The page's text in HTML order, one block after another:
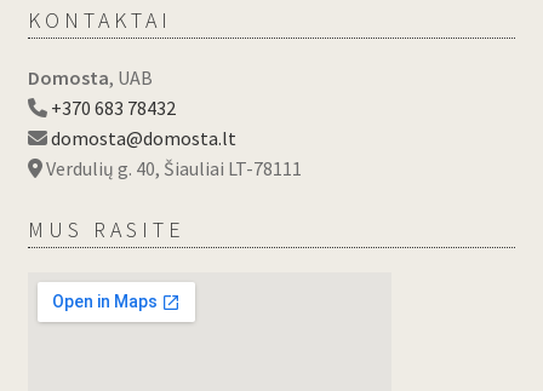
KONTAKTAI
Domosta, UAB
+370 683 78432
domosta@domosta.lt
Verdulių g. 40, Šiauliai LT-78111
MUS RASITE